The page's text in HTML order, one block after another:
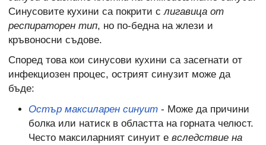
Синусовите кухини са покрити слигавица от
респираторен тип, но по-бедна на жлези и
кръвоносни съдове.
Според това кои синусови кухини са засегнати от
инфекциозен процес, острият синузит може да
бъде:
Остър максиларен синуит- Може да причини
болка или натиск в областта на горната челюст.
Често максиларният синуит е вследствие на